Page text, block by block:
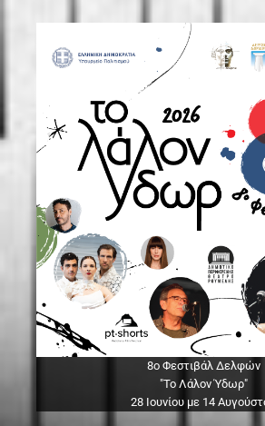
8ο Φεστιβάλ Δελφών
"Το Λάλον Ύδωρ"
28 Ιουνίου με 14